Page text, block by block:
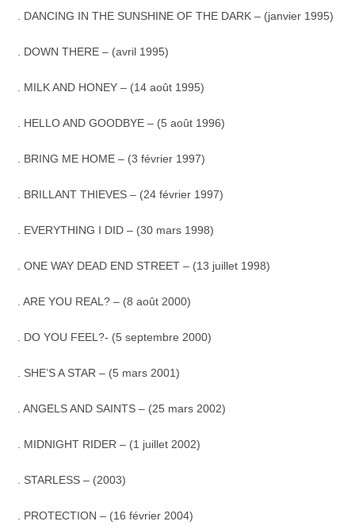
DANCING IN THE SUNSHINE OF THE DARK – (janvier 1995)
. DOWN THERE – (avril 1995)
. MILK AND HONEY – (14 août 1995)
. HELLO AND GOODBYE – (5 août 1996)
. BRING ME HOME – (3 février 1997)
. BRILLANT THIEVES – (24 février 1997)
. EVERYTHING I DID – (30 mars 1998)
. ONE WAY DEAD END STREET – (13 juillet 1998)
. ARE YOU REAL? – (8 août 2000)
. DO YOU FEEL?- (5 septembre 2000)
. SHE’S A STAR – (5 mars 2001)
. ANGELS AND SAINTS – (25 mars 2002)
. MIDNIGHT RIDER – (1 juillet 2002)
. STARLESS – (2003)
. PROTECTION – (16 février 2004)